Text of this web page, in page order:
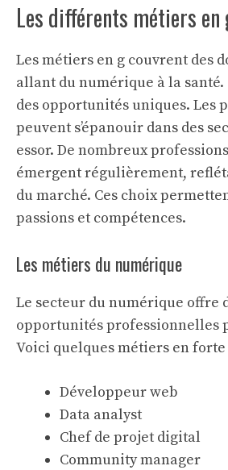
Les différents métiers en
Les métiers en g couvrent des
allant du numérique à la santé.
des opportunités uniques. Les
peuvent s’épanouir dans des
essor. De nombreux
émergent régulièrement,
du marché. Ces choix
passions et compétences.
Les métiers du numérique
Le secteur du numérique offre
opportunités professionnelles
Voici quelques métiers en forte
Développeur web
Data analyst
Chef de projet digital
Community manager